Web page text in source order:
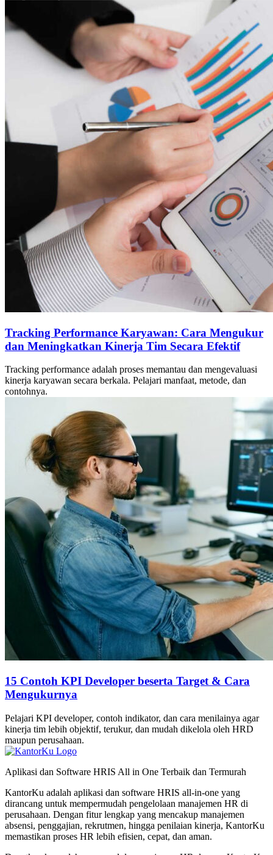
Tracking Performance Karyawan: Cara Mengukur
dan Meningkatkan Kinerja Tim Secara Efektif
Tracking performance adalah proses memantau dan mengevaluasi
kinerja karyawan secara berkala. Pelajari manfaat, metode, dan
contohnya.
15 Contoh KPI Developer beserta Target & Cara
Mengukurnya
Pelajari KPI developer, contoh indikator, dan cara menilainya agar
kinerja tim lebih objektif, terukur, dan mudah dikelola oleh HRD
maupun perusahaan.
Aplikasi dan Software HRIS All in One Terbaik dan Termurah
KantorKu adalah aplikasi dan software HRIS all-in-one yang
dirancang untuk mempermudah pengelolaan manajemen HR di
perusahaan. Dengan fitur lengkap yang mencakup manajemen
absensi, penggajian, rekrutmen, hingga penilaian kinerja, KantorKu
memastikan proses HR lebih efisien, cepat, dan aman.